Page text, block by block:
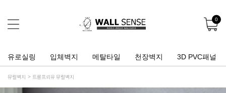
0
유로실링 입체벽지 메탈타일 천장벽지 3D PVC패널
뮤럴벽지 트롱프뢰유 뮤럴벽지